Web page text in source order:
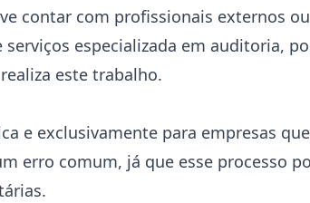
contar com profissionais externos
especializada em auditoria,
este trabalho.
e exclusivamente para empresas
erro comum, já que esse processo